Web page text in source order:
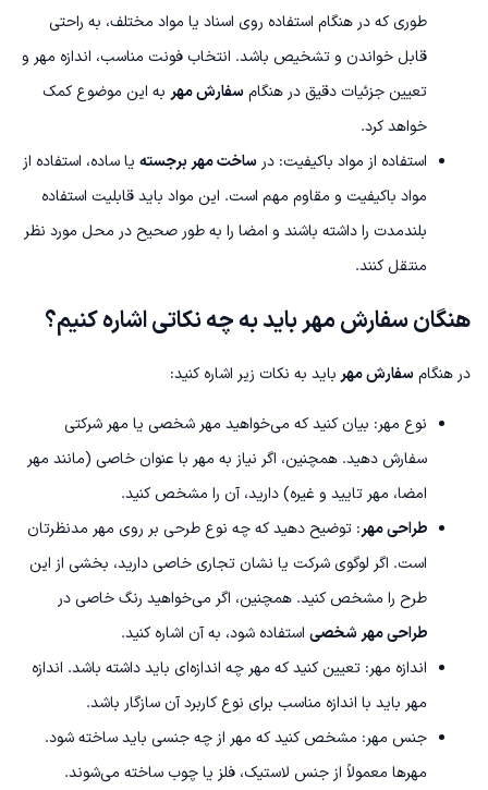
طوری که در هنگام استفاده روی اسناد یا مواد مختلف، به راحتی
قابل خواندن و تشخیص باشد. انتخاب فونت مناسب، اندازه مهر و
تعیین جزئیات دقیق در هنگامسفارش مهر به این موضوع کمک
خواهد کرد.
استفاده از مواد باکیفیت: درساخت مهر برجسته یا ساده، استفاده از
مواد باکیفیت و مقاوم مهم است. این مواد باید قابلیت استفاده
بلندمدت را داشته باشند و امضا را به طور صحیح در محل مورد نظر
منتقل کنند.
هنگان سفارش مهر باید به چه نکاتی اشاره کنیم؟
در هنگامسفارش مهرباید به نکات زیر اشاره کنید:
نوع مهر: بیان کنید که می‌خواهید مهر شخصی یا مهر شرکتی
سفارش دهید. همچنین، اگر نیاز به مهر با عنوان خاصی (مانند مهر
امضا، مهر تایید و غیره) دارید، آن را مشخص کنید.
طراحی مهر: توضیح دهید که چه نوع طرحی بر روی مهر مدنظرتان
است. اگر لوگوی شرکت یا نشان تجاری خاصی دارید، بخشی از این
طرح را مشخص کنید. همچنین، اگر می‌خواهید رنگ خاصی در
طراحی مهر شخصی استفاده شود، به آن اشاره کنید.
اندازه مهر: تعیین کنید که مهر چه اندازه‌ای باید داشته باشد. اندازه
مهر باید با اندازه مناسب برای نوع کاربرد آن سازگار باشد.
جنس مهر: مشخص کنید که مهر از چه جنسی باید ساخته شود.
مهرها معمولاً از جنس لاستیک، فلز یا چوب ساخته می‌شوند.